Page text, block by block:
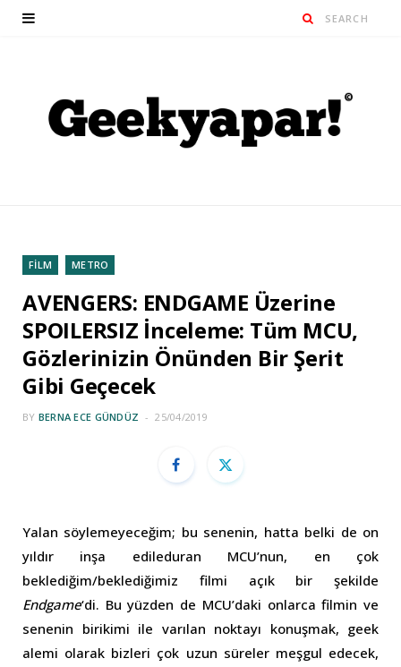
FİLM METRO
AVENGERS: ENDGAME Üzerine
SPOILERSIZ İnceleme: Tüm MCU,
Gözlerinizin Önünden Bir Şerit
Gibi Geçecek
BY BERNA ECE GÜNDÜZ 25/04/2019
Yalan söylemeyeceğim; bu senenin, hatta belki de on
yıldır inşa edileduran MCU’nun, en çok
beklediğim/beklediğimiz filmi açık bir şekilde
Endgame‘di. Bu yüzden de MCU’daki onlarca filmin ve
senenin birikimi ile varılan noktayı konuşmak, geek
alemi olarak bizleri çok uzun süreler meşgul edecek,